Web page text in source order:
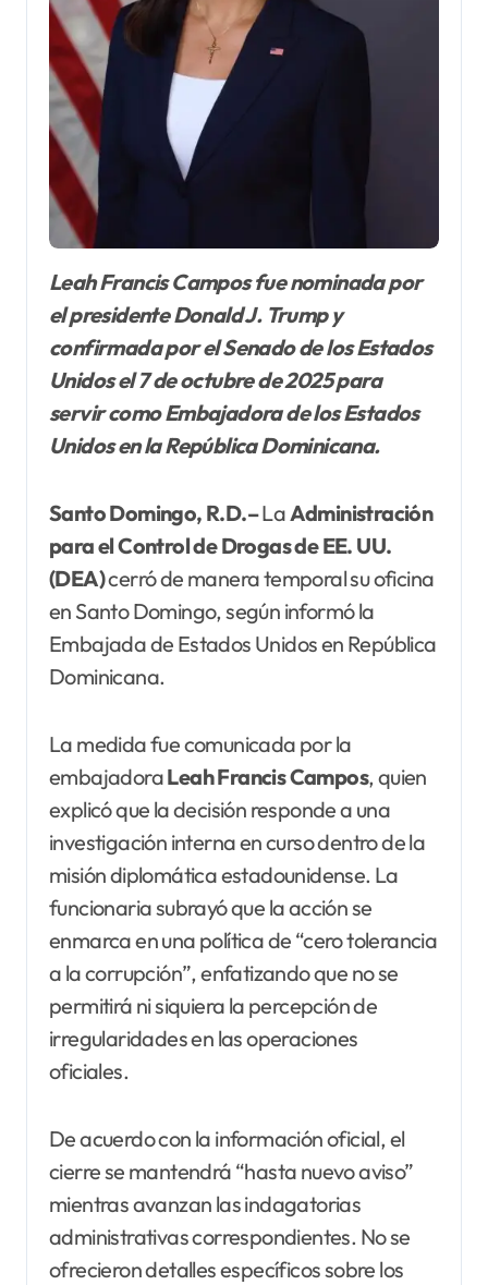
Leah Francis Campos fue nominada por
el presidente Donald J. Trump y
confirmada por el Senado de los Estados
Unidos el 7 de octubre de 2025 para
servir como Embajadora de los Estados
Unidos en la República Dominicana.
Santo Domingo, R.D.–LaAdministración
para el Control de Drogas de EE. UU.
(DEA)cerró de manera temporal su oficina
en Santo Domingo, según informó la
Embajada de Estados Unidos en República
Dominicana.
La medida fue comunicada por la
embajadoraLeah Francis Campos, quien
explicó que la decisión responde a una
investigación interna en curso dentro de la
misión diplomática estadounidense. La
funcionaria subrayó que la acción se
enmarca en una política de “cero tolerancia
a la corrupción”, enfatizando que no se
permitirá ni siquiera la percepción de
irregularidades en las operaciones
oficiales.
De acuerdo con la información oficial, el
cierre se mantendrá “hasta nuevo aviso”
mientras avanzan las indagatorias
administrativas correspondientes. No se
ofrecieron detalles específicos sobre los